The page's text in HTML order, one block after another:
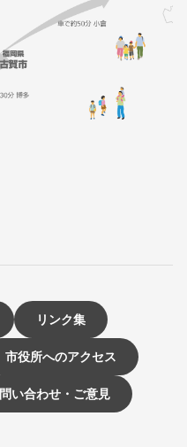
リンク集
市役所へのアクセス
い合わせ・ご意見